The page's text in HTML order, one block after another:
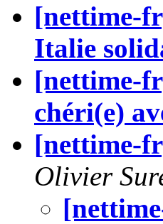
[nettime-
Italie
[nettime-
chéri(e)
[nettime-
Olivier